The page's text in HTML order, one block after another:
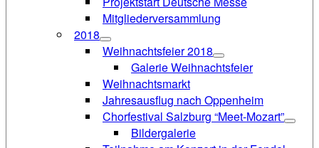
Mitgliederversammlung
2018
Weihnachtsfeier 2018
Galerie Weihnachtsfeier
Weihnachtsmarkt
Jahresausflug nach Oppenheim
Chorfestival Salzburg “Meet-Mozart”
Bildergalerie